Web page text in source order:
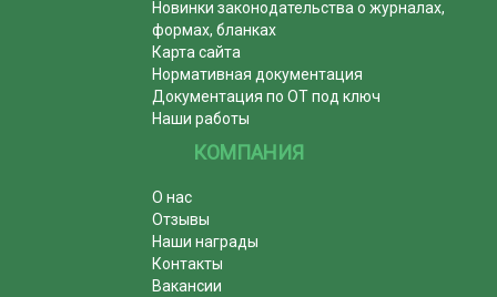
Новинки законодательства о журналах,
формах, бланках
Карта сайта
Нормативная документация
Документация по ОТ под ключ
Наши работы
КОМПАНИЯ
О нас
Отзывы
Наши награды
Контакты
Вакансии